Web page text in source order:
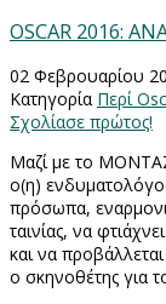
OSCAR 2016:
02 Φεβρουαρίου
Κατηγορία Περί
Σχολίασε πρώτος!
Μαζί με το ΜΟΝΤΑΖ
ο(η)
πρόσωπα,
ταινίας, να
και να
ο σκηνοθέτης για